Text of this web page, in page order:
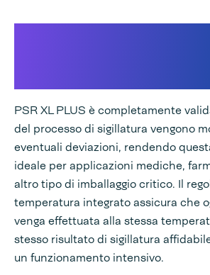
PSR XL PLUS è completamente
del processo di sigillatura vengono
eventuali deviazioni, rendendo
ideale per applicazioni mediche,
altro tipo di imballaggio critico. Il
temperatura integrato assicura che
venga effettuata alla stessa
stesso risultato di sigillatura
un funzionamento intensivo.